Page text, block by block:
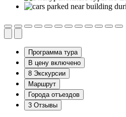
Программа тура
В цену включено
8 Экскурсии
Маршрут
Города отъездов
3 Отзывы